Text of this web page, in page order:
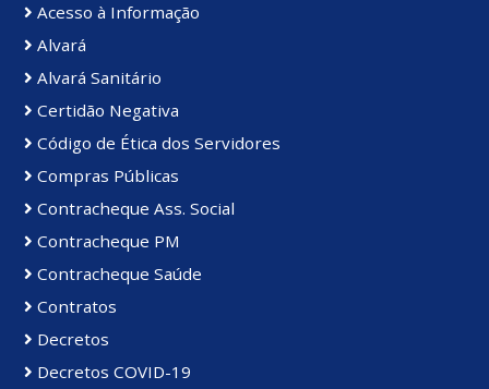
Acesso à Informação
Alvará
Alvará Sanitário
Certidão Negativa
Código de Ética dos Servidores
Compras Públicas
Contracheque Ass. Social
Contracheque PM
Contracheque Saúde
Contratos
Decretos
Decretos COVID-19